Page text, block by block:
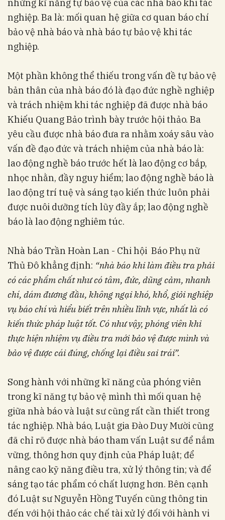
những kĩ năng tự bảo vệ của các nhà báo khi tác
nghiệp. Ba là: mối quan hệ giữa cơ quan báo chí
bảo vệ nhà báo và nhà báo tự bảo vệ khi tác
nghiệp.
Một phần không thể thiếu trong vấn đề tự bảo vệ
bản thân của nhà báo đó là đạo đức nghề nghiệp
và trách nhiệm khi tác nghiệp đã được nhà báo
Khiếu Quang Bảo trình bày trước hội thảo. Ba
yêu cầu được nhà báo đưa ra nhằm xoáy sâu vào
vấn đề đạo đức và trách nhiệm của nhà báo là:
lao động nghề báo trước hết là lao động cơ bắp,
nhọc nhằn, đầy nguy hiểm; lao động nghề báo là
lao động trí tuệ và sáng tạo kiến thức luôn phải
được nuôi dưỡng tích lũy đầy ắp; lao động nghề
báo là lao động nghiêm túc.
Nhà báo Trần Hoàn Lan - Chi hội Báo Phụ nữ
Thủ Đô khẳng định: “nhà báo khi làm điều tra phải
có các phẩm chất như có tâm, đức, dũng cảm, nhanh
chí, dám đương đầu, không ngại khó, khổ, giỏi nghiệp
vụ báo chí và hiểu biết trên nhiều lĩnh vực, nhất là có
kiến thức pháp luật tốt. Có như vậy, phóng viên khi
thực hiện nhiệm vụ điều tra mới bảo vệ được mình và
bảo vệ được cái đúng, chống lại điều sai trái”.
Song hành với những kĩ năng của phóng viên
trong kĩ năng tự bảo vệ mình thì mối quan hệ
giữa nhà báo và luật sư cũng rất cần thiết trong
tác nghiệp. Nhà báo, Luật gia Đào Duy Mười cũng
đã chỉ rõ được nhà báo tham vấn Luật sư để nắm
vững, thông hơn quy định của Pháp luật; để
nâng cao kỹ năng điều tra, xử lý thông tin; và để
sáng tạo tác phẩm có chất lượng hơn. Bên cạnh
đó Luật sư Nguyễn Hồng Tuyến cũng thông tin
đến với hội thảo các chế tài xử lý đối với hành vi